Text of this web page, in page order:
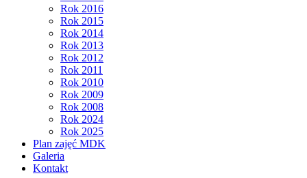
Rok 2016
Rok 2015
Rok 2014
Rok 2013
Rok 2012
Rok 2011
Rok 2010
Rok 2009
Rok 2008
Rok 2024
Rok 2025
Plan zajęć MDK
Galeria
Kontakt